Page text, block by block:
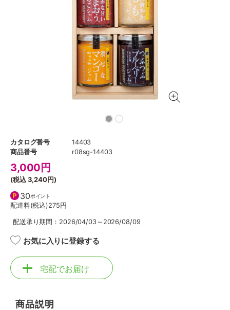
カタログ番号
14403
商品番号
r08sg-14403
3,000 円
(税込3,240円)
30ポイント
配達料(税込)275円
配送承り期間：2026/04/03～2026/08/09
お気に入りに登録する
宅配でお届け
商品説明